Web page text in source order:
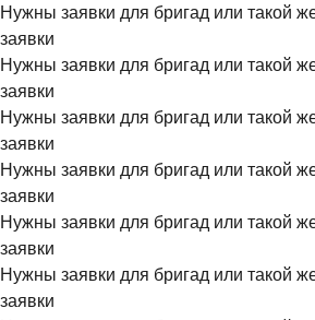
Нужны заявки для бригад или такой
заявки
Нужны заявки для бригад или такой
заявки
Нужны заявки для бригад или такой
заявки
Нужны заявки для бригад или такой
заявки
Нужны заявки для бригад или такой
заявки
Нужны заявки для бригад или такой
заявки